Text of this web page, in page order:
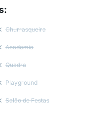
:
Churrasqueira
Academia
Quadra
Playground
Salão de Festas